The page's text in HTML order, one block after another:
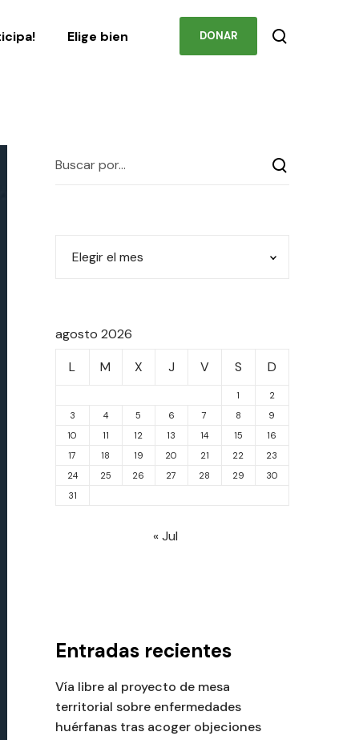
Elige bien DONAR
agosto 2026
L
M X J V S D
1
2
3
4 5 6 7 8
9
10
11 12 13 14 15
16
17
18 19 20 21 22
23
24
25 26 27 28 29
30
31
« Jul
Entradas recientes
Vía libre al proyecto de mesa
territorial sobre enfermedades
huérfanas tras acoger objeciones